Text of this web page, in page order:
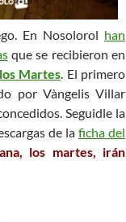
En Nosolorol han
que se recibieron en
Martes. El primero
por Vàngelis Villar
Seguidle la
de la ficha del
los martes, irán